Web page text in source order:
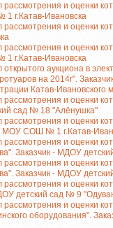
рассмотрения и оценки
г.Катав-Ивановска
и оценки
рассмотрения и оценки
г.Катав-Ивановска
открытого аукциона в
на 2014г".
Катав-Ивановского
рассмотрения и оценки
сад № 18 "Алёнушка"
рассмотрения и оценки
- МОУ СОШ № 1 г.Катав-
рассмотрения и оценки
Заказчик - МДОУ
рассмотрения и оценки
Заказчик - МДОУ
рассмотрения и оценки
детский сад № 9
и оценки
оборудования".